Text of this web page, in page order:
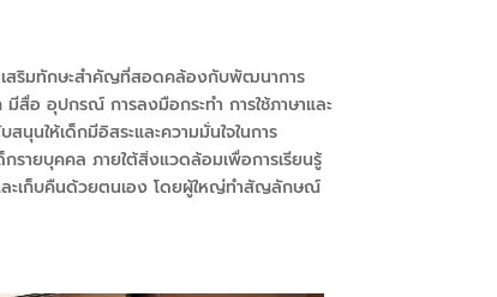
เสริมทักษะสำคัญที่สอดคล้องกับพัฒนาการ
สื่อ อุปกรณ์ การลงมือกระทำ การใช้ภาษาและ
นให้เด็กมีอิสระและความมั่นใจในการ
รายบุคคล ภายใต้สิ่งแวดล้อมเพื่อการเรียนรู้
ะเก็บคืนด้วยตนเอง โดยผู้ใหญ่ทำสัญลักษณ์